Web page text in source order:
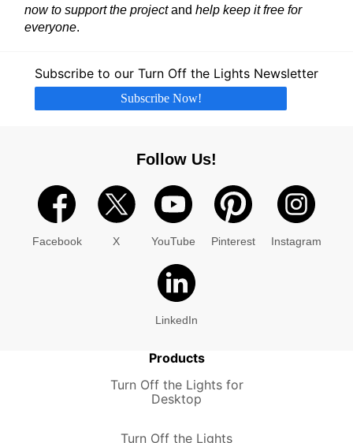
now to support the projectand help keep it free for
everyone.
Subscribe to our Turn Off the Lights Newsletter
Subscribe Now!
Follow Us!
Facebook X YouTube Pinterest Instagram
LinkedIn
Products
Turn Off the Lights for
Desktop
Turn Off the Lights